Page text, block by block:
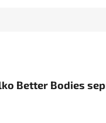
Better Bodies